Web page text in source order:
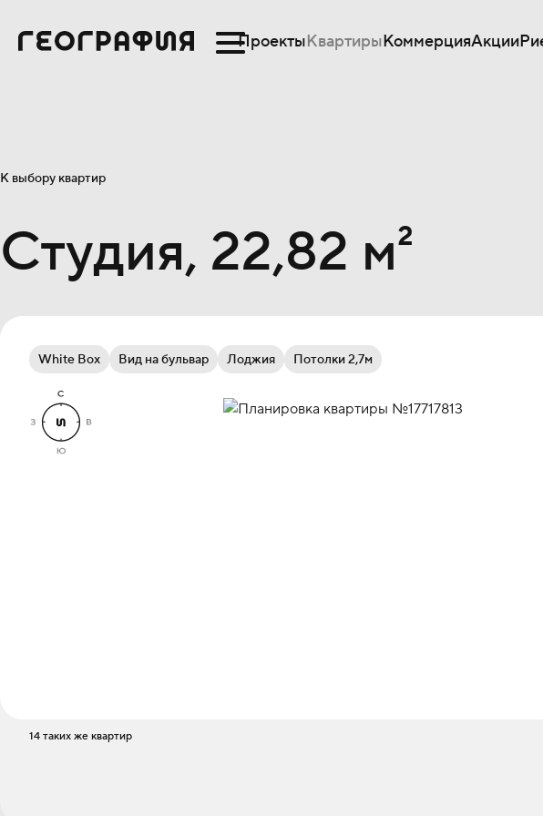
ПроектыКвартирыКоммерцияАкции
К выбору квартир
Студия, 22,82 м²
White Box Вид на бульвар Лоджия Потолки 2,7м
14 таких же квартир